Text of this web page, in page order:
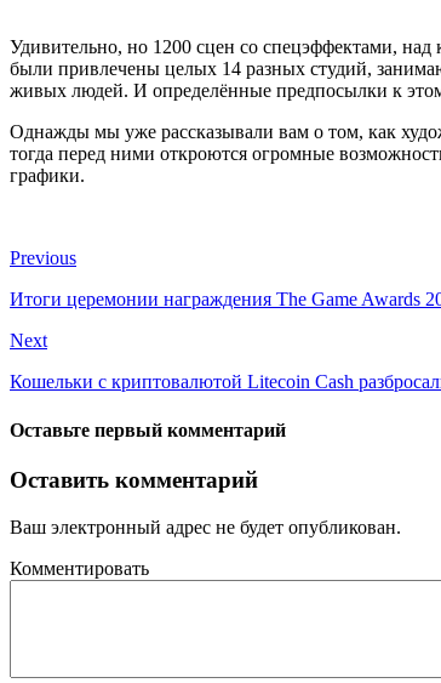
Удивительно, но 1200 сцен со спецэффектами,
были привлечены целых 14 разных студий,
живых людей. И определённые предпосылки к
Однажды мы уже рассказывали вам о том, как
тогда перед ними откроются огромные
графики.
Previous
Итоги церемонии награждения The Game Awards
Next
Кошельки с криптовалютой Litecoin Cash
Оставьте первый комментарий
Оставить комментарий
Ваш электронный адрес не будет опубликован.
Комментировать